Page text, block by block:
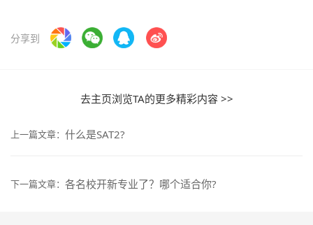
分享到
去主页浏览TA的更多精彩内容 >>
上一篇文章： 什么是SAT2?
下一篇文章： 各名校开新专业了？哪个适合你?